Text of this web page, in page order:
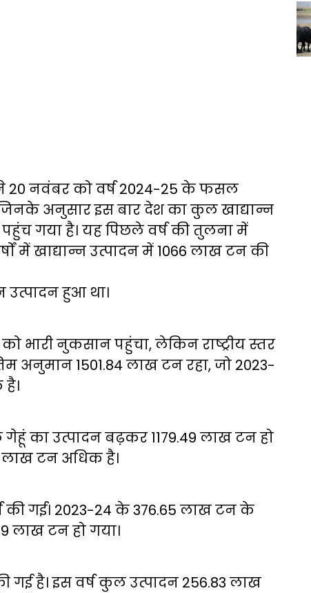
ने 20 नवंबर को वर्ष 2024-25 के फसल
अनुसार इस बार देश का कुल खाद्यान्न
गया है। यह पिछले वर्ष की तुलना में
में खाद्यान्न उत्पादन में 1066 लाख टन की
हुआ था।
भारी नुकसान पहुंचा, लेकिन राष्ट्रीय स्तर
अनुमान 1501.84 लाख टन रहा, जो 2023-
का उत्पादन बढ़कर 1179.49 लाख टन हो
लाख टन अधिक है।
की गई। 2023-24 के 376.65 लाख टन के
लाख टन हो गया।
गई है। इस वर्ष कुल उत्पादन 256.83 लाख